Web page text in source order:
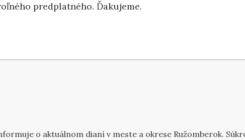
predplatného. Ďakujeme.
o aktuálnom dianí v meste a okrese Ružomberok.